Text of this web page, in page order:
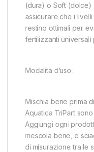
(dura) o Soft (dolce)
assicurare che i
restino ottimali per
fertilizzanti
Modalità d’uso:
Mischia bene prima
Aquatica TriPart
Aggiungi ogni
mescola bene, e
di misurazione tra le